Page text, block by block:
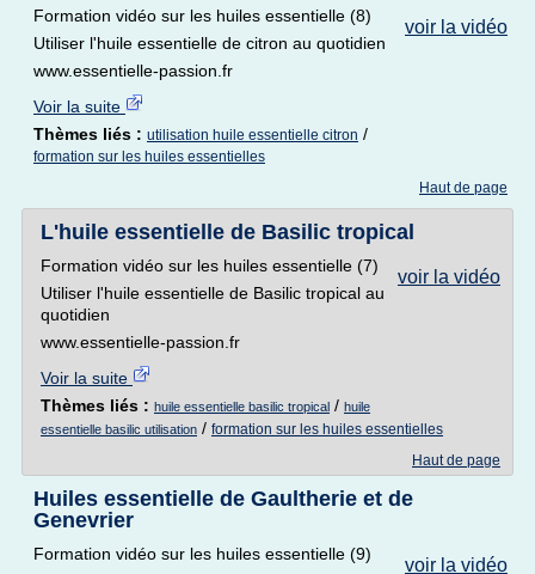
voir la vidéo
Formation vidéo sur les huiles essentielle (8)
Utiliser l'huile essentielle de citron au quotidien
www.essentielle-passion.fr
Voir la suite
Thèmes liés : utilisation huile essentielle citron /
formation sur les huiles essentielles
Haut de page
L'huile essentielle de Basilic tropical
voir la vidéo
Formation vidéo sur les huiles essentielle (7)
Utiliser l'huile essentielle de Basilic tropical au
quotidien
www.essentielle-passion.fr
Voir la suite
Thèmes liés : huile essentielle basilic tropical / huile
essentielle basilic utilisation / formation sur les huiles essentielles
Haut de page
Huiles essentielle de Gaultherie et de
Genevrier
voir la vidéo
Formation vidéo sur les huiles essentielle (9)